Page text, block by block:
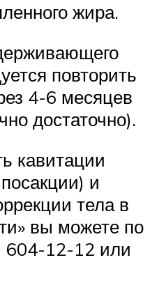
жира.
повторить
4-6 месяцев
достаточно).
кавитации
и
тела в
вы можете по
604-12-12 или